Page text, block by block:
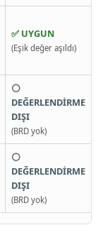
✅ UYGUN
(Eşik değer aşıldı)
⚪
DEĞERLENDİRME
DIŞI
(BRD yok)
⚪
DEĞERLENDİRME
DIŞI
(BRD yok)